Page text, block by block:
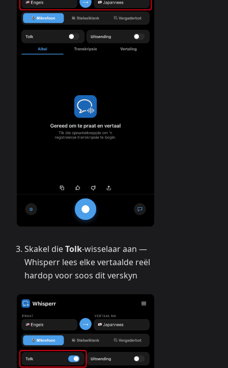
Skakel dieTolk-wisselaar aan —
Whisperr lees elke vertaalde reël
hardop voor soos dit verskyn